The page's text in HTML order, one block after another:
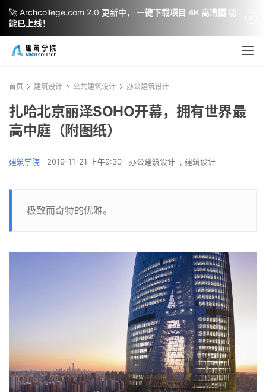
首页 建筑设计 公共建筑设计 办公建筑设计
扎哈北京丽泽SOHO开幕，拥有世界最
高中庭（附图纸）
建筑学院 2019-11-21 上午9:30 办公建筑设计 , 建筑设计
极致而奇特的优雅。
🚀 Archcollege.com 2.0 更新中，
一键下载项目 4K 高清图 功
能已上线！